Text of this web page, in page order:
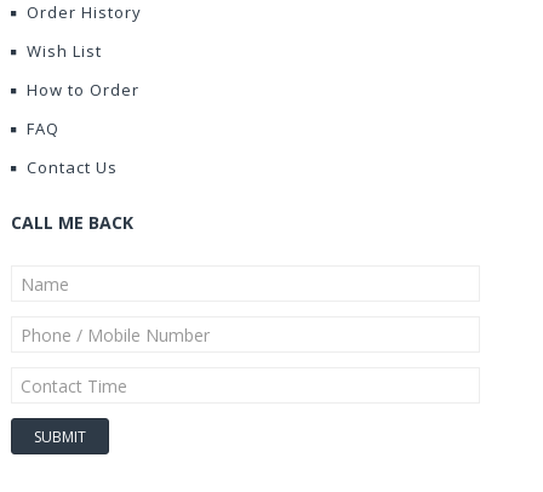
Order History
Wish List
How to Order
FAQ
Contact Us
CALL ME BACK